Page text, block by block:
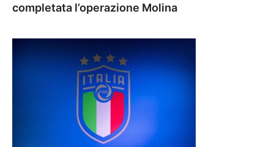
completata l’operazione Molina